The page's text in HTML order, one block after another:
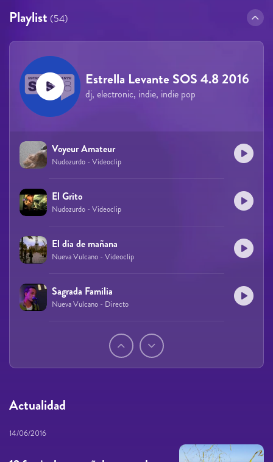
Playlist (54)
Estrella Levante SOS 4.8 2016
dj, electronic, indie, indie pop
Voyeur Amateur
Nudozurdo - Videoclip
El Grito
Nudozurdo - Videoclip
El dia de mañana
Nueva Vulcano - Videoclip
Sagrada Familia
Nueva Vulcano - Directo
Actualidad
14/06/2016